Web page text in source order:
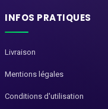
INFOS PRATIQUES
Livraison
Mentions légales
Conditions d'utilisation